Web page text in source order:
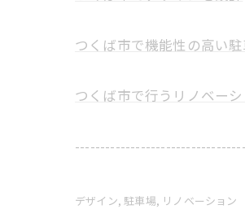
つくば市で機能性の高い
つくば市で行うリノベー
デザイン 駐車場 リノベーション